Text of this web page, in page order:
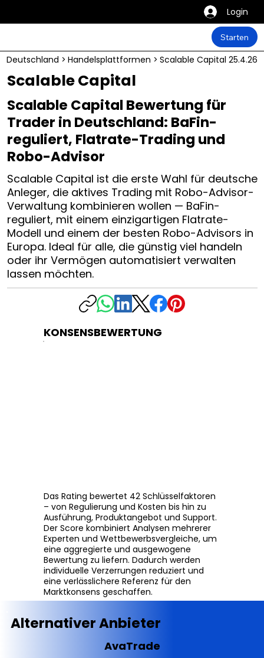
Login
Starten
Deutschland > Handelsplattformen > Scalable Capital 25.4.26
Scalable Capital
Scalable Capital Bewertung für
Trader in Deutschland: BaFin-
reguliert, Flatrate-Trading und
Robo-Advisor
Scalable Capital ist die erste Wahl für deutsche
Anleger, die aktives Trading mit Robo-Advisor-
Verwaltung kombinieren wollen — BaFin-
reguliert, mit einem einzigartigen Flatrate-
Modell und einem der besten Robo-Advisors in
Europa. Ideal für alle, die günstig viel handeln
oder ihr Vermögen automatisiert verwalten
lassen möchten.
KONSENSBEWERTUNG
Das Rating bewertet 42 Schlüsselfaktoren
– von Regulierung und Kosten bis hin zu
Ausführung, Produktangebot und Support.
Der Score kombiniert Analysen mehrerer
Experten und Wettbewerbsvergleiche, um
eine aggregierte und ausgewogene
Bewertung zu liefern. Dadurch werden
individuelle Verzerrungen reduziert und
eine verlässlichere Referenz für den
Marktkonsens geschaffen.
Alternativer Anbieter
AvaTrade